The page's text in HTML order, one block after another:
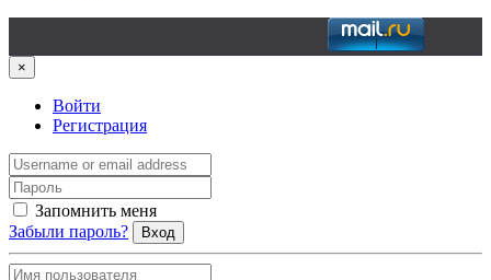
×
Войти
Регистрация
Запомнить меня
Забыли пароль?
Вход